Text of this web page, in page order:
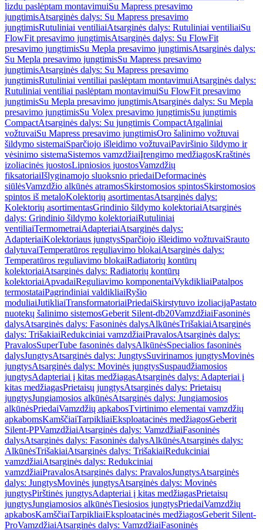
lizdu paslėptam montavimuiSu Mapress presavimo
jungtimisAtsarginės dalys: Su Mapress presavimo
jungtimisRutuliniai ventiliaiAtsarginės dalys: Rutuliniai ventiliaiSu
FlowFit presavimo jungtimisAtsarginės dalys: Su FlowFit
presavimo jungtimisSu Mepla presavimo jungtimisAtsarginės dalys:
Su Mepla presavimo jungtimisSu Mapress presavimo
jungtimisAtsarginės dalys: Su Mapress presavimo
jungtimisRutuliniai ventiliai paslėptam montavimuiAtsarginės dalys:
Rutuliniai ventiliai paslėptam montavimuiSu FlowFit presavimo
jungtimisSu Mepla presavimo jungtimisAtsarginės dalys: Su Mepla
presavimo jungtimisSu Volex presavimo jungtimisSu jungtimis
CompactAtsarginės dalys: Su jungtimis CompactAtgaliniai
vožtuvaiSu Mapress presavimo jungtimisOro šalinimo vožtuvai
šildymo sistemaiSparčiojo išleidimo vožtuvaiPaviršinio šildymo ir
vėsinimo sistemaSistemos vamzdžiaiĮrengimo medžiagosKraštinės
izoliacinės juostosLipniosios juostosVamzdžių
fiksatoriaiIšlyginamojo sluoksnio priedaiDeformacinės
siūlėsVamzdžio alkūnės atramosSkirstomosios spintosSkirstomosios
spintos iš metaloKolektorių asortimentasAtsarginės dalys:
Kolektorių asortimentasGrindinio šildymo kolektoriaiAtsarginės
dalys: Grindinio šildymo kolektoriaiRutuliniai
ventiliaiTermometraiAdapteriaiAtsarginės dalys:
AdapteriaiKolektoriaus jungtysSparčiojo išleidimo vožtuvaiSrauto
dalytuvaiTemperatūros reguliavimo blokaiAtsarginės dalys:
Temperatūros reguliavimo blokaiRadiatorių kontūrų
kolektoriaiAtsarginės dalys: Radiatorių kontūrų
kolektoriaiApvadaiReguliavimo komponentaiVykdikliaiPatalpos
termostataiPagrindiniai valdikliaiRyšio
moduliaiJutikliaiTransformatoriaiPriedaiSkirstytuvo izoliacijaPastato
nuotekų šalinimo sistemosGeberit Silent-db20VamzdžiaiFasoninės
dalysAtsarginės dalys: Fasoninės dalysAlkūnėsTrišakiaiAtsarginės
dalys: TrišakiaiRedukciniai vamzdžiaiPravalosAtsarginės dalys:
PravalosSuperTube fasoninės dalysAlkūnėsSpecialios fasoninės
dalysJungtysAtsarginės dalys: JungtysSuvirinamos jungtysMovinės
jungtysAtsarginės dalys: Movinės jungtysSuspaudžiamosios
jungtysAdapteriai į kitas medžiagasAtsarginės dalys: Adapteriai į
kitas medžiagasPrietaisų jungtysAtsarginės dalys: Prietaisų
jungtysJungiamosios alkūnėsAtsarginės dalys: Jungiamosios
alkūnėsPriedaiVamzdžių apkabosTvirtinimo elementai vamzdžių
apkabomsKamščiaiTarpikliaiEksploatacinės medžiagosGeberit
Silent-PPVamzdžiaiAtsarginės dalys: VamzdžiaiFasoninės
dalysAtsarginės dalys: Fasoninės dalysAlkūnėsAtsarginės dalys:
AlkūnėsTrišakiaiAtsarginės dalys: TrišakiaiRedukciniai
vamzdžiaiAtsarginės dalys: Redukciniai
vamzdžiaiPravalosAtsarginės dalys: PravalosJungtysAtsarginės
dalys: JungtysMovinės jungtysAtsarginės dalys: Movinės
jungtysPirštinės jungtysAdapteriai į kitas medžiagasPrietaisų
jungtysJungiamosios alkūnėsTiesiosios jungtysPriedaiVamzdžių
apkabosKamščiaiTarpikliaiEksploatacinės medžiagosGeberit Silent-
ProVamzdžiaiAtsarginės dalys: VamzdžiaiFasoninės